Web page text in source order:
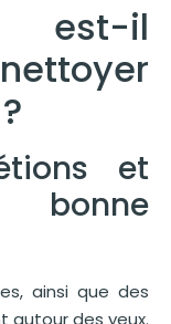
il
et
bonne
ainsi que des
autour des yeux.